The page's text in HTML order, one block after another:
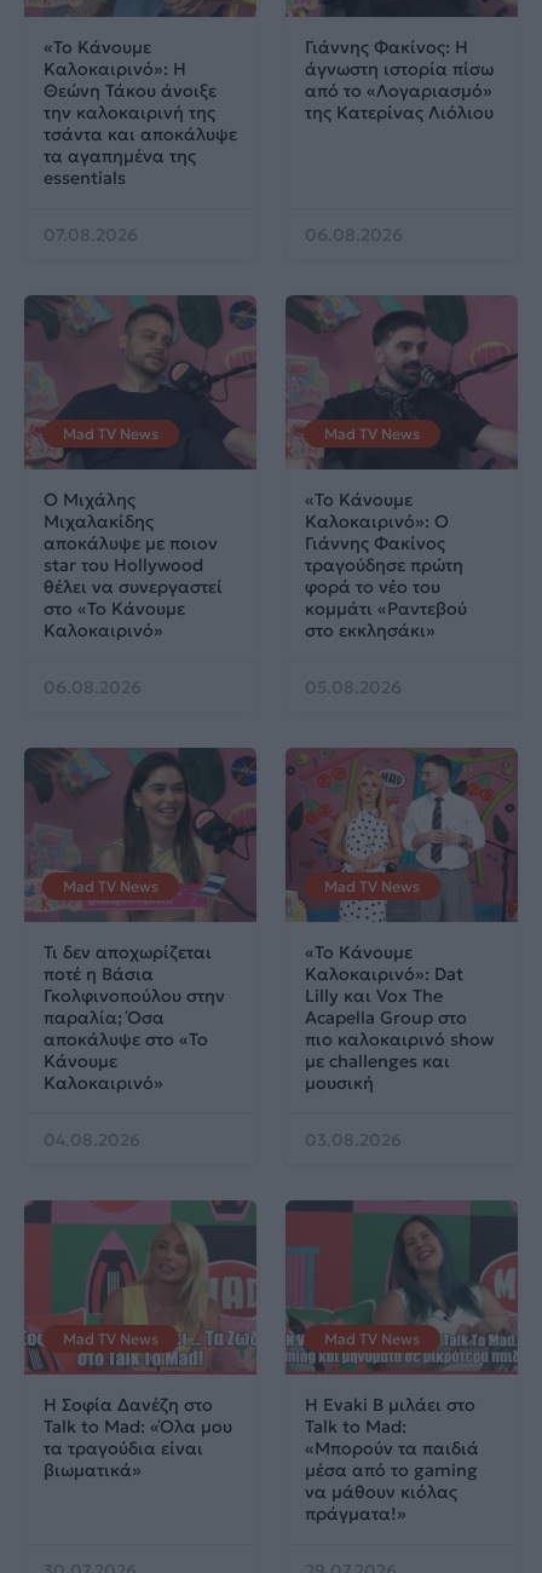
«Το Κάνουμε
Καλοκαιρινό»: Η
Θεώνη Τάκου άνοιξε
την καλοκαιρινή της
τσάντα και αποκάλυψε
τα αγαπημένα της
essentials
07.08.2026
Γιάννης Φακίνος: Η
άγνωστη ιστορία πίσω
από το «Λογαριασμό»
της Κατερίνας Λιόλιου
06.08.2026
Mad TV News
Ο Μιχάλης
Μιχαλακίδης
αποκάλυψε με ποιον
star του Hollywood
θέλει να συνεργαστεί
στο «Το Κάνουμε
Καλοκαιρινό»
06.08.2026
Mad TV News
«Το Κάνουμε
Καλοκαιρινό»: Ο
Γιάννης Φακίνος
τραγούδησε πρώτη
φορά το νέο του
κομμάτι «Ραντεβού
στο εκκλησάκι»
05.08.2026
Mad TV News
Τι δεν αποχωρίζεται
ποτέ η Βάσια
Γκολφινοπούλου στην
παραλία; Όσα
αποκάλυψε στο «Το
Κάνουμε
Καλοκαιρινό»
04.08.2026
Mad TV News
«Το Κάνουμε
Καλοκαιρινό»: Dat
Lilly και Vox The
Acapella Group στο
πιο καλοκαιρινό show
με challenges και
μουσική
03.08.2026
Mad TV News
H Σοφία Δανέζη στο
Talk to Mad: «Όλα μου
τα τραγούδια είναι
βιωματικά»
Mad TV News
Η Evaki B μιλάει στο
Talk to Mad:
«Μπορούν τα παιδιά
μέσα από το gaming
να μάθουν κιόλας
πράγματα!»